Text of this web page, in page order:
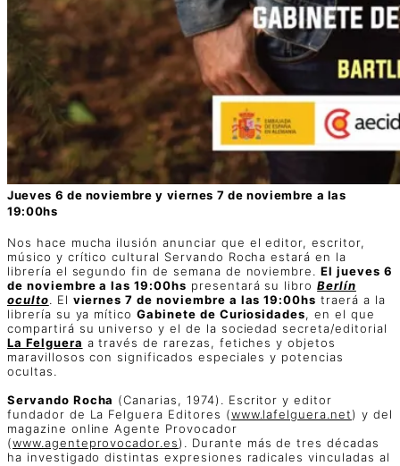
Jueves 6 de noviembre y viernes 7 de noviembre a las
19:00hs
Nos hace mucha ilusión anunciar que el editor, escritor,
músico y crítico cultural Servando Rocha estará en la
librería el segundo fin de semana de noviembre.El jueves 6
de noviembre a las 19:00hs presentará su libroBerlín
oculto. El viernes 7 de noviembre a las 19:00hs traerá a la
librería su ya míticoGabinete de Curiosidades, en el que
compartirá su universo y el de la sociedad secreta/editorial
La Felguera a través de rarezas, fetiches y objetos
maravillosos con significados especiales y potencias
ocultas.
Servando Rocha (Canarias, 1974). Escritor y editor
fundador de La Felguera Editores (www.lafelguera.net) y del
magazine online Agente Provocador
(www.agenteprovocador.es). Durante más de tres décadas
ha investigado distintas expresiones radicales vinculadas al